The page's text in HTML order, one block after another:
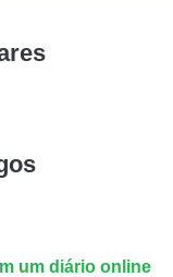
um diário online